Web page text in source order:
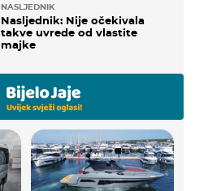
NASLJEDNIK
Nasljednik: Nije očekivala
takve uvrede od vlastite
majke